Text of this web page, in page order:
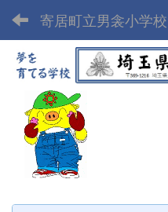
寄居町立男衾小学校